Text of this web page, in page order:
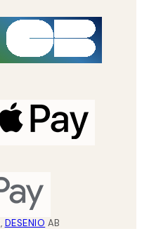
, DESENIO AB